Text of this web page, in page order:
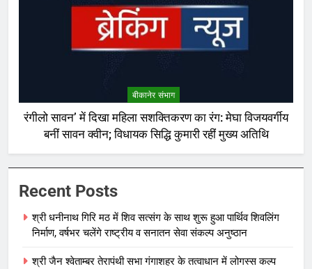
बीकानेर संभाग
रंगीलो सावन’ में दिखा महिला सशक्तिकरण का रंग: मेघा विजयवर्गीय
बनीं सावन क्वीन; विधायक सिद्धि कुमारी रहीं मुख्य अतिथि
Recent Posts
श्री धनीनाथ गिरि मठ में शिव सत्संग के साथ शुरू हुआ पार्थिव शिवलिंग
निर्माण, वर्षभर चलेंगे राष्ट्रीय व सनातन सेवा संकल्प अनुष्ठान
श्री जैन श्वेताम्बर तेरापंथी सभा गंगाशहर के तत्वाधान में लोगस्स कल्प